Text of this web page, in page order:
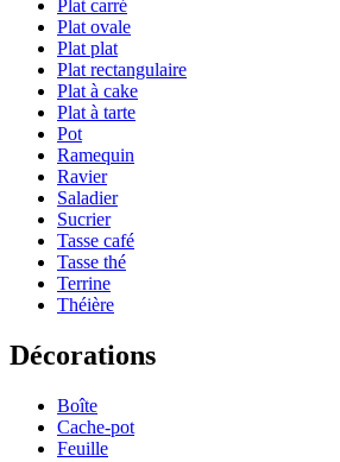
Plat carré
Plat ovale
Plat plat
Plat rectangulaire
Plat à cake
Plat à tarte
Pot
Ramequin
Ravier
Saladier
Sucrier
Tasse café
Tasse thé
Terrine
Théière
Décorations
Boîte
Cache-pot
Feuille